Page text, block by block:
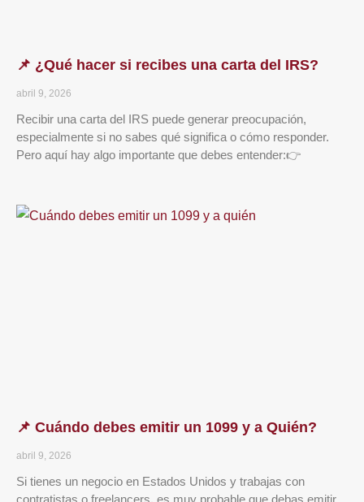
📌 ¿Qué hacer si recibes una carta del IRS?
abril 9, 2026
Recibir una carta del IRS puede generar preocupación,
especialmente si no sabes qué significa o cómo responder.
Pero aquí hay algo importante que debes entender:👉
📌 Cuándo debes emitir un 1099 y a Quién?
abril 9, 2026
Si tienes un negocio en Estados Unidos y trabajas con
contratistas o freelancers, es muy probable que debas emitir